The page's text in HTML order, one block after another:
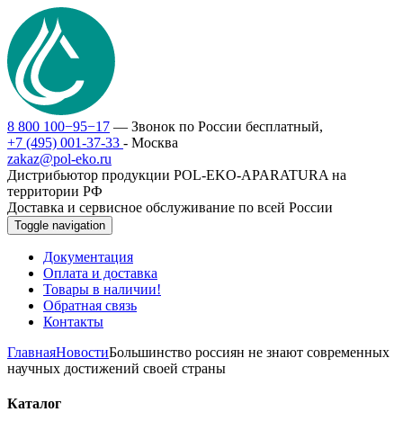
8 800 100−95−17 — Звонок по России бесплатный,
+7 (495) 001-37-33 - Москва
zakaz@pol-eko.ru
Дистрибьютор продукции POL-EKO-APARATURA на
территории РФ
Доставка и сервисное обслуживание по всей России
Toggle navigation
Документация
Оплата и доставка
Товары в наличии!
Обратная связь
Контакты
ГлавнаяНовостиБольшинство россиян не знают современных
научных достижений своей страны
Каталог